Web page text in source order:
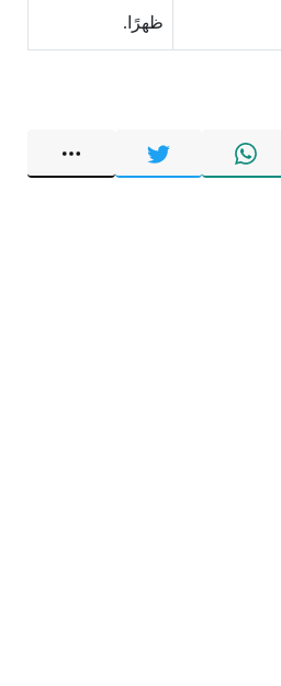
ظهرًا.